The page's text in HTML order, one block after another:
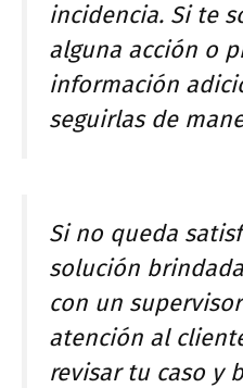
incidencia. Si te
alguna acción o
información
seguirlas de
Si no queda
solución
con un
atención al
revisar tu caso y